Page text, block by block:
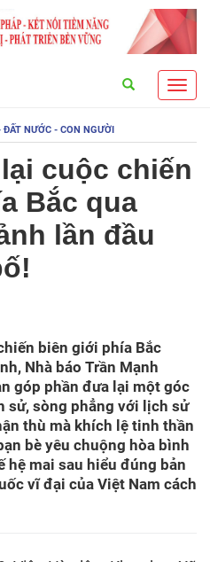
ĐẤT NƯỚC - CON NGƯỜI
cuộc chiến
Bắc qua
lần đầu
biên giới phía Bắc
Nhà báo Trần Mạnh
góp phần đưa lại một góc
sòng phẳng với lịch sử
thù mà khích lệ tinh thần
bè yêu chuộng hòa bình
hệ mai sau hiểu đúng bản
vĩ đại của Việt Nam cách